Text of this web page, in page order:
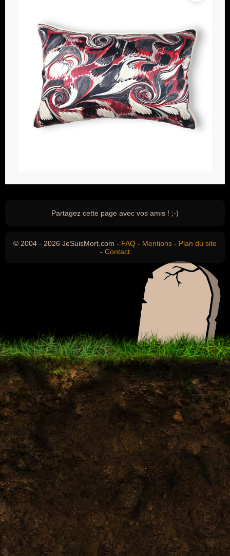
Partagez cette page avec vos amis ! ;-)
© 2004 - 2026 JeSuisMort.com - FAQ - Mentions - Plan du site
- Contact